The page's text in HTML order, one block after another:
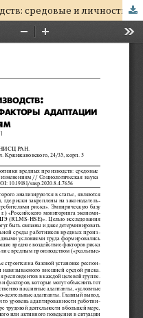
Работники вредных производств: средовые и личностные факторы адаптации к социальным изменениям